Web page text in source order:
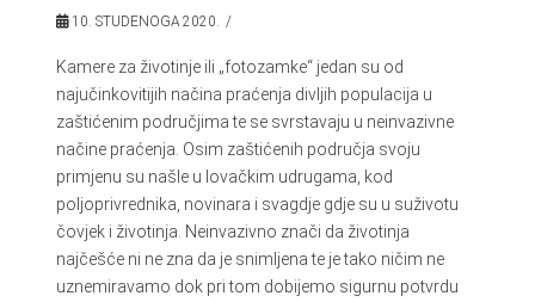
10. STUDENOGA 2020.
Kamere za životinje ili „fotozamke“ jedan su od
najučinkovitijih načina praćenja divljih populacija u
zaštićenim područjima te se svrstavaju u neinvazivne
načine praćenja. Osim zaštićenih područja svoju
primjenu su našle u lovačkim udrugama, kod
poljoprivrednika, novinara i svagdje gdje su u suživotu
čovjek i životinja. Neinvazivno znači da životinja
najčešće ni ne zna da je snimljena te je tako ničim ne
uznemiravamo dok pri tom dobijemo sigurnu potvrdu